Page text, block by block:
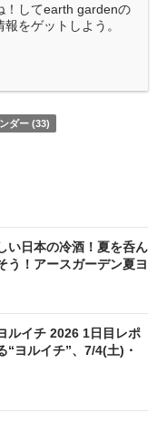
！してearth gardenの
報をゲットしよう。
ダー (33)
い日本の冷酒！夏を呑ん
う！アースガーデン夏ヨ
ルイチ 2026 1日目レポ
“ヨルイチ”、7/4(土)・